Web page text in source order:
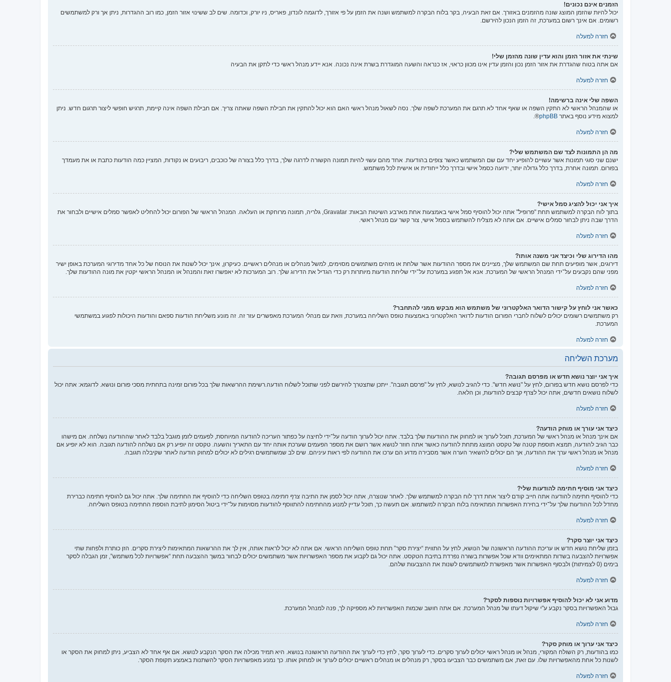
הזמנים אינם נכונים!
יכול להיות שהזמן המוצג שונה מהזמנים באזורך. אם זאת הבעיה, בקר בלוח הבקרה למשתמש ושנה את הזמן על פי אזורך, לדוגמה לונדון, פאריס, ניו יורק, וכדומה. שים לב ששינוי אזור הזמן, כמו רוב ההגדרות, ניתן אך ורק למשתמשים
רשומים. אם אינך רשום במערכת, זה הזמן הנכון להירשם.
חזרה למעלה
שינתי את אזור הזמן והוא עדין שונה מהזמן שלי!
אם אתה בטוח שהגדרת את אזור הזמן נכון והזמן עדין אינו מכוון כראוי, אז כנראה והשעה המוגדרת בשרת אינה נכונה. אנא יידע מנהל ראשי כדי לתקן את הבעיה
חזרה למעלה
השפה שלי אינה ברשימה!
או שהמנהל הראשי לא התקין השפה או שאף אחד לא תרגם את המערכת לשפה שלך. נסה לשאול מנהל ראשי האם הוא יכול להתקין את חבילת השפה שאתה צריך. אם חבילת השפה אינה קיימת, תרגיש חופשי ליצור תרגום חדש. ניתן
למצוא מידע נוסף באתר phpBB
®.
חזרה למעלה
מה הן התמונות לצד שם המשתמש שלי?
ישנם שני סוגי תמונות אשר עשויים להופיע יחד עם שם המשתמש כאשר צופים בהודעות. אחד מהם עשוי להיות תמונה הקשורה לדרגה שלך, בדרך כלל בצורה של כוכבים, ריבועים או נקודות, המציין כמה הודעות כתבת או את מעמדך
בפורום. תמונה אחרת, בדרך כלל גדולה יותר, ידועה כסמל אישי ובדרך כלל ייחודית או אישית לכל משתמש.
חזרה למעלה
איך אני יכול להציג סמל אישי?
בתוך לוח הבקרה למשתמש תחת "פרופיל" אתה יכול להוסיף סמל אישי באמצעות אחת מארבע השיטות הבאות: Gravatar, גלריה, תמונה מרוחקת או העלאה. המנהל הראשי של הפורום יכול להחליט לאפשר סמלים אישיים ולבחור את
הדרך שבה ניתן לבחור סמלים אישיים. אם אתה לא מצליח להשתמש בסמל אישי, צור קשר עם מנהל ראשי.
חזרה למעלה
מהו הדירוג שלי וכיצד אני משנה אותו?
דירוגים, אשר מופיעים תחת שם המשתמש שלך, מציינים את מספר ההודעות אשר שלחת או מזהים משתמשים מסוימים, למשל מנהלים או מנהלים ראשיים. כעיקרון, אינך יכול לשנות את הנוסח של כל אחד מדירוגי המערכת באופן ישיר
מפני שהם נקבעים על־ידי המנהל הראשי של המערכת. אנא אל תפגע במערכת על־ידי שליחת הודעות מיותרות רק כדי הגדיל את הדירוג שלך. רוב המערכות לא יאפשרו זאת והמנהל או המנהל הראשי יקטין את מונה ההודעות שלך.
חזרה למעלה
כאשר אני לוחץ על קישור הדואר האלקטרוני של משתמש הוא מבקש ממני להתחבר?
רק משתמשים רשומים יכולים לשלוח לחברי הפורום הודעות לדואר האלקטרוני באמצעות טופס השליחה במערכת, וזאת עם מנהלי המערכת מאפשרים עזר זה. זה מונע משליחת הודעות ספאם והודעות היכולות לפגוע במשתמשי
המערכת.
חזרה למעלה
מערכת השליחה
איך אני יוצר נושא חדש או מפרסם תגובה?
כדי לפרסם נושא חדש בפורום, לחץ על "נושא חדש". כדי להגיב לנושא, לחץ על "פרסם תגובה". ייתכן שתצטרך להירשם לפני שתוכל לשלוח הודעה.רשימת ההרשאות שלך בכל פורום זמינה בתחתית מסכי פורום ונושא. לדוגמא: אתה יכול
לשלוח נושאים חדשים, אתה יכול לצרף קבצים להודעות, וכן הלאה.
חזרה למעלה
כיצד אני עורך או מוחק הודעה?
אם אינך מנהל או מנהל ראשי של המערכת, תוכל לערוך או למחוק את ההודעות שלך בלבד. אתה יכול לערוך הודעה על־ידי לחיצה על כפתור העריכה להודעה המיוחסת, לפעמים לזמן מוגבל בלבד לאחר שההודעה נשלחה. אם מישהו
כבר הגיב להודעה, תמצא תוספת קטנה של טקסט המוצג מתחת להודעה כאשר אתה חוזר לנושא אשר רושם את מספר הפעמים שערכת אותה יחד עם התאריך והשעה. טקסט זה יופיע רק אם נשלחה להודעה תגובה. הוא לא יופיע אם
מנהל או מנהל ראשי ערך את ההודעה, אך הם יכולים להשאיר הערה אשר מסבירה מדוע הם ערכו את ההודעה לפי ראות עיניהם. שים לב שמשתמשים רגילים לא יכולים למחוק הודעה לאחר שקיבלה תגובה.
חזרה למעלה
כיצד אני מוסיף חתימה להודעות שלי?
כדי להוסיף חתימה להודעה אתה חייב קודם ליצור אחת דרך לוח הבקרה למשתמש שלך. לאחר שנוצרה, אתה יכול לסמן את התיבה צרף חתימה בטופס השליחה כדי להוסיף את החתימה שלך. אתה יכול גם להוסיף חתימה כברירת
מחדל לכל ההודעות שלך על־ידי בחירת האפשרות המתאימה בלוח הבקרה למשתמש. אם תעשה כך, תוכל עדיין למנוע מהחתימה להתווסף להודעות מסוימות על־ידי ביטול הסימון לתיבת הוספת החתימה בטופס השליחה.
חזרה למעלה
כיצד אני יוצר סקר?
בזמן שליחת נושא חדש או עריכת ההודעה הראשונה של הנושא, לחץ על התווית “יצירת סקר” תחת טופס השליחה הראשי. אם אתה לא יכול לראות אותה, אין לך את ההרשאות המתאימות ליצירת סקרים. הזן כותרת ולפחות שתי
אפשרויות להצבעה בשדות המתאימים וודא שכל אפשרות בשורה נפרדת בתיבת הטקסט. אתה יכול גם לקבוע את מספר האפשרויות אשר משתמשים יכולים לבחור במשך ההצבעה תחת “אפשרויות לכל משתמש”, זמן הגבלה לסקר
בימים (0 לצמיתות) ולבסוף האפשרות אשר מאפשרת למשתמשים לשנות את ההצבעות שלהם.
חזרה למעלה
מדוע אני לא יכול להוסיף אפשרויות נוספות לסקר?
גבול האפשרויות בסקר נקבע ע"י שיקול דעתו של מנהל המערכת. אם אתה חושב שכמות האפשרויות לא מספיקה לך, פנה למנהל המערכת.
חזרה למעלה
כיצד אני ערוך או מוחק סקר?
כמו בהודעות, רק השולח המקורי, מנהל או מנהל ראשי יכולים לערוך סקרים. כדי לערוך סקר, לחץ כדי לערוך את ההודעה הראשונה בנושא. היא תמיד מכילה את הסקר הנקבע לנושא. אם אף אחד לא הצביע, ניתן למחוק את הסקר או
לשנות כל אחת מהאפשרויות שלו. עם זאת, אם משתמשים כבר הצביעו בסקר, רק מנהלים או מנהלים ראשיים יכולים לערוך או למחוק אותו. כך נמנע מאפשרויות הסקר להשתנות באמצע תקופת הסקר.
חזרה למעלה